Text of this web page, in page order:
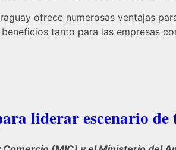
ofrece numerosas ventajas
tanto para las empresas
liderar escenario